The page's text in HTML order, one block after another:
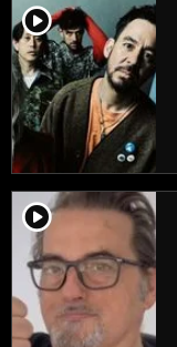
player2
player2